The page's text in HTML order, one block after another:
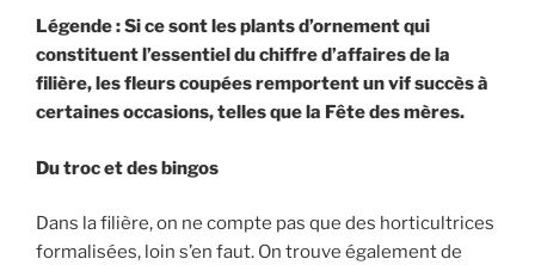
Légende : Si ce sont les plants d’ornement qui
constituent l’essentiel du chiffre d’affaires de la
filière, les fleurs coupées remportent un vif succès à
certaines occasions, telles que la Fête des mères.
Du troc et des bingos
Dans la filière, on ne compte pas que des horticultrices
formalisées, loin s’en faut. On trouve également de